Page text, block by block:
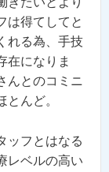
は得てしてと
れる為、手技
在になりま
んとのコミニ
んど。
ッフとはなる
レベルの高い